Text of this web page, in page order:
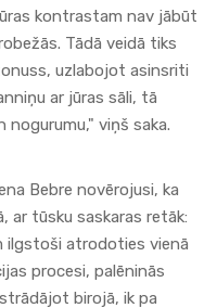
kontrastam nav jābūt
Tādā veidā tiks
uzlabojot asinsriti
ar jūras sāli, tā
viņš saka.
Bebre novērojusi, ka
ar tūsku saskaras retāk:
ilgstoši atrodoties vienā
procesi, palēninās
birojā, ik pa